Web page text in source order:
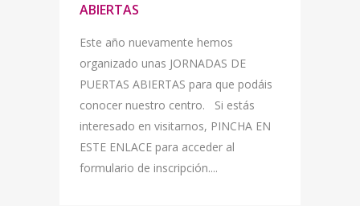
ABIERTAS
Este año nuevamente hemos
organizado unas JORNADAS DE
PUERTAS ABIERTAS para que podáis
conocer nuestro centro. Si estás
interesado en visitarnos, PINCHA EN
ESTE ENLACE para acceder al
formulario de inscripción....